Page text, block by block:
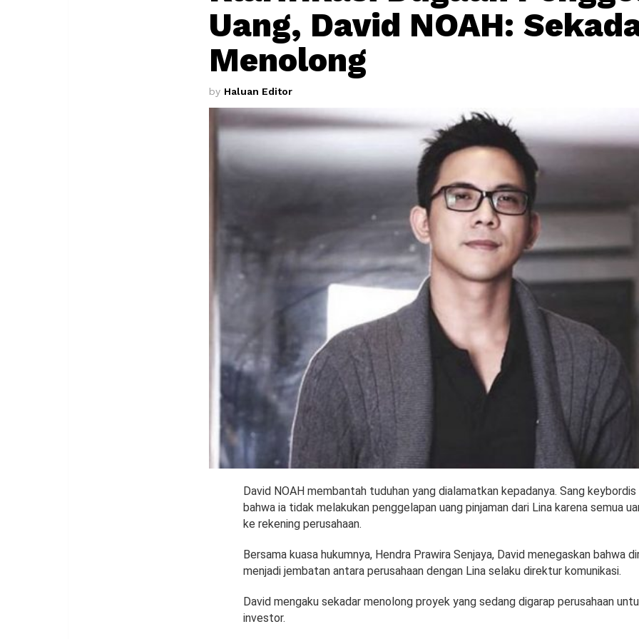
Uang, David NOAH:
Menolong
by Haluan Editor
David NOAH membantah tuduhan yang dialamatkan kepadanya. Sang
bahwa ia tidak melakukan penggelapan uang pinjaman dari Lina karena semua
ke rekening perusahaan.
Bersama kuasa hukumnya, Hendra Prawira Senjaya, David menegaskan bahwa
menjadi jembatan antara perusahaan dengan Lina selaku direktur komunikasi.
David mengaku sekadar menolong proyek yang sedang digarap perusahaan
investor.